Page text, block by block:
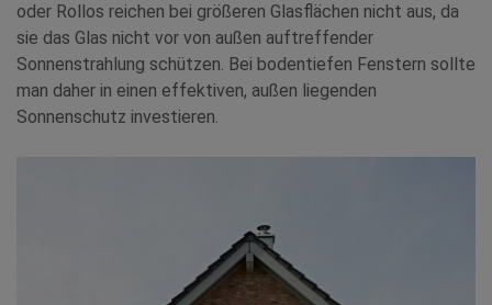
oder Rollos reichen bei größeren Glasflächen nicht aus, da
sie das Glas nicht vor von außen auftreffender
Sonnenstrahlung schützen. Bei bodentiefen Fenstern sollte
man daher in einen effektiven, außen liegenden
Sonnenschutz investieren.